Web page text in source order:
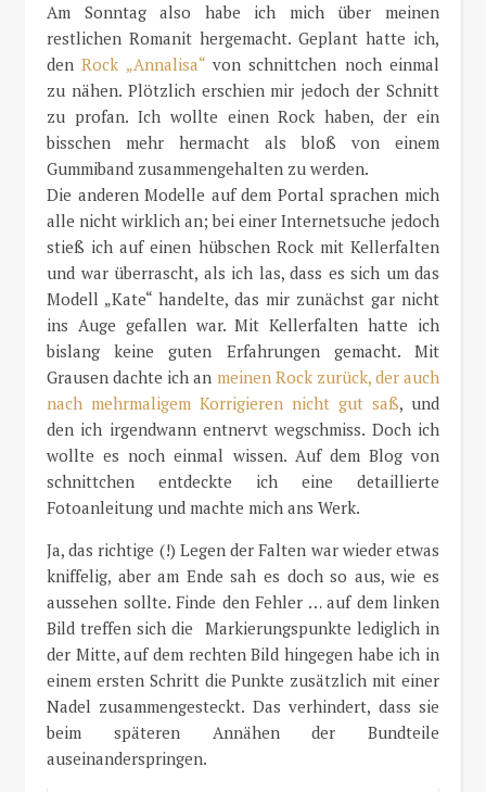
Am Sonntag also habe ich mich über meinen
restlichen Romanit hergemacht. Geplant hatte ich,
denRock „Annalisa“von schnittchen noch einmal
zu nähen. Plötzlich erschien mir jedoch der Schnitt
zu profan. Ich wollte einen Rock haben, der ein
bisschen mehr hermacht als bloß von einem
Gummiband zusammengehalten zu werden.
Die anderen Modelle auf dem Portal sprachen mich
alle nicht wirklich an; bei einer Internetsuche jedoch
stieß ich auf einen hübschen Rock mit Kellerfalten
und war überrascht, als ich las, dass es sich um das
Modell „Kate“ handelte, das mir zunächst gar nicht
ins Auge gefallen war. Mit Kellerfalten hatte ich
bislang keine guten Erfahrungen gemacht. Mit
Grausen dachte ich an meinen Rock zurück, der auch
nach mehrmaligem Korrigieren nicht gut saß, und
den ich irgendwann entnervt wegschmiss. Doch ich
wollte es noch einmal wissen. Auf dem Blog von
schnittchen entdeckte ich eine detaillierte
Fotoanleitung und machte mich ans Werk.
Ja, das richtige (!) Legen der Falten war wieder etwas
kniffelig, aber am Ende sah es doch so aus, wie es
aussehen sollte. Finde den Fehler … auf dem linken
Bild treffen sich die Markierungspunkte lediglich in
der Mitte, auf dem rechten Bild hingegen habe ich in
einem ersten Schritt die Punkte zusätzlich mit einer
Nadel zusammengesteckt. Das verhindert, dass sie
beim späteren Annähen der Bundteile
auseinanderspringen.